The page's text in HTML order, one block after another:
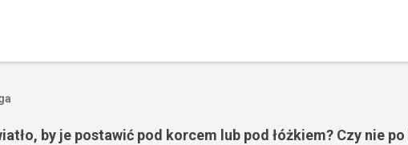
by je postawić pod korcem lub pod łóżkiem? Czy nie